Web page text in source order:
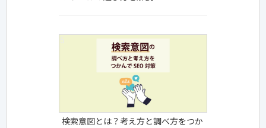
検索意図とは？考え方と調べ方をつか